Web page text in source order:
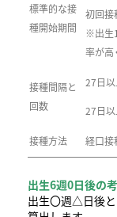
標準的な接
種開始期間
初回接
※出生
率が高
接種間隔と
回数
27日
27日
接種方法 経口接
出生6週0日後の
出生〇週△日後